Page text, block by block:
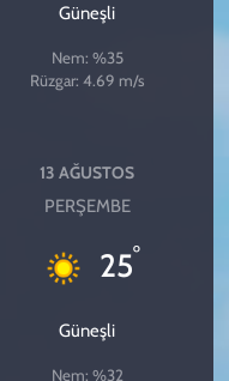
Güneşli
Nem: %35
Rüzgar: 4.69 m/s
13 AĞUSTOS
PERŞEMBE
25°
Güneşli
Nem: %32